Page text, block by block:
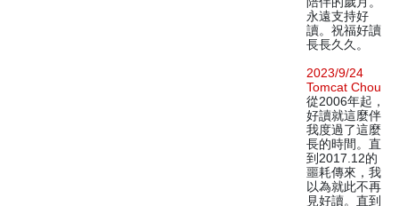
永遠支持好
讀。祝福好讀
長長久久。
2023/9/24
Tomcat Chou
從2006年起，
好讀就這麼伴
我度過了這麼
長的時間。直
到2017.12的
噩耗傳來，我
以為就此不再
見好讀。直到